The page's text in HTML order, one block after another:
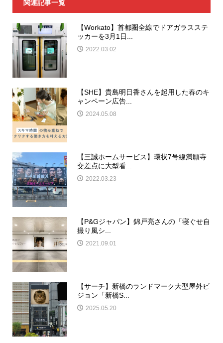
関連記事一覧
【Workato】首都圏全線でドアガラスステ
ッカーを3月1日...
2022.03.02
【SHE】貴島明日香さんを起用した春のキ
ャンペーン広告...
2024.05.08
【三誠ホームサービス】環状7号線満願寺
交差点に大型看...
2022.03.23
【P&Gジャパン】錦戸亮さんの「寝ぐせ自
撮り風シ...
2021.09.01
【サーチ】新橋のランドマーク大型屋外ビ
ジョン「新橋S...
2025.05.20